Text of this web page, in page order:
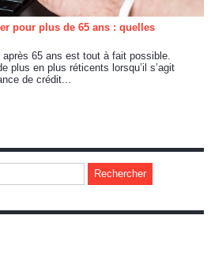
pour plus de 65 ans : quelles
65 ans est tout à fait possible.
plus en plus réticents lorsqu’il s’agit
de crédit...